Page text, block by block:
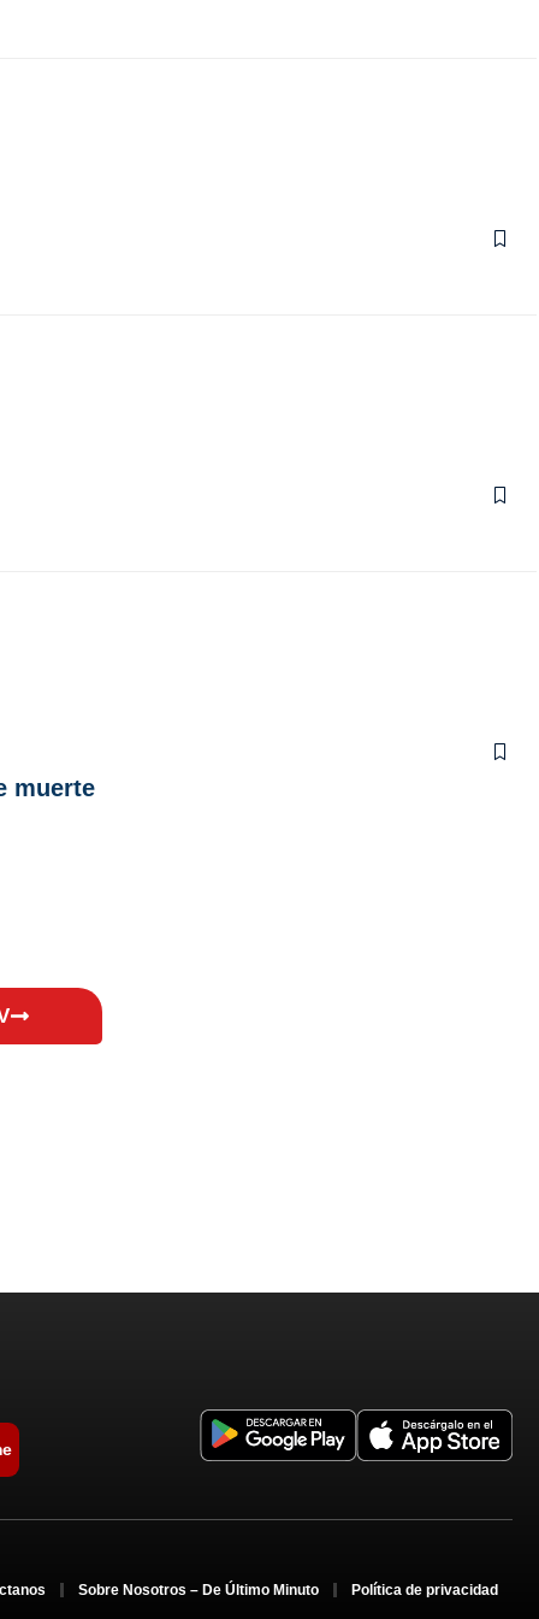
muerte
Sobre Nosotros – De Último Minuto Política de privacidad